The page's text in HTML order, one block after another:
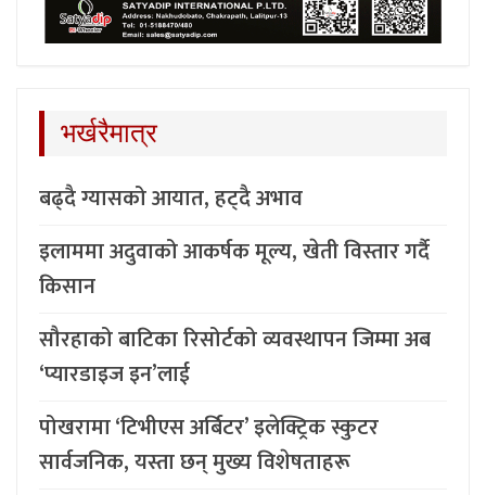
भर्खरैमात्र
बढ्दै ग्यासको आयात, हट्दै अभाव
इलाममा अदुवाको आकर्षक मूल्य, खेती विस्तार गर्दै
किसान
सौरहाको बाटिका रिसोर्टको व्यवस्थापन जिम्मा अब
‘प्यारडाइज इन’लाई
पोखरामा ‘टिभीएस अर्बिटर’ इलेक्ट्रिक स्कुटर
सार्वजनिक, यस्ता छन् मुख्य विशेषताहरू